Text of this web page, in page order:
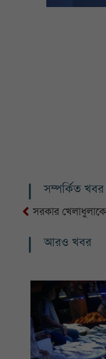
সম্পর্কিত খবর
সরকার খেলাধুলাকে
আরও খবর